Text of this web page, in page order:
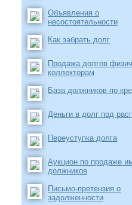
Объявления о
несостоятельности
Как забрать долг
Продажа долгов
коллекторам
База должников по
Деньги в долг под
Переуступка долга
Аукцион по продаже
должников
Письмо-претензия о
задолженности